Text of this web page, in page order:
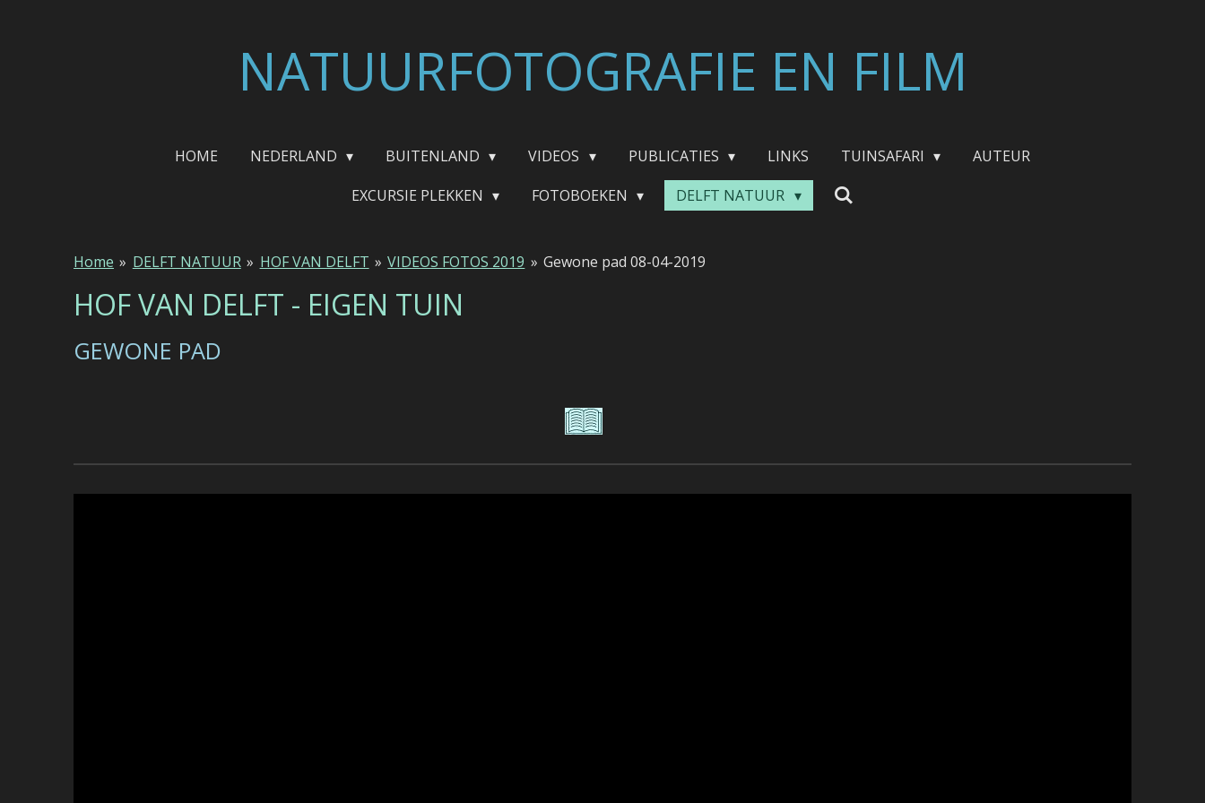
NATUURFOTOGRAFIE EN FILM
HOME NEDERLAND BUITENLAND VIDEOS PUBLICATIES LINKS TUINSAFARI
AUTEUR
EXCURSIE PLEKKEN
FOTOBOEKEN DELFT NATUUR
Home » DELFT NATUUR » HOF VAN DELFT » VIDEOS FOTOS 2019 » Gewone pad 08-04-2019
HOF VAN DELFT - EIGEN TUIN
GEWONE PAD